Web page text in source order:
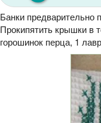
Банки предварительно
Прокипятить крышки в
горошинок перца, 1